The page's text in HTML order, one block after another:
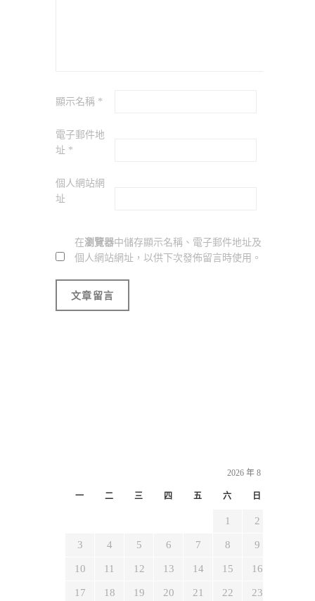
顯示名稱 *
電子郵件地
址 *
個人網站網
址
在瀏覽器中儲存顯示名稱、電子郵件地址及
個人網站網址，以供下次發佈留言時使用。
2026 年 8 月
一 二 三 四 五 六 日
1 2
3 4 5 6 7 8 9
10 11 12 13 14 15 16
17 18 19 20 21 22 23